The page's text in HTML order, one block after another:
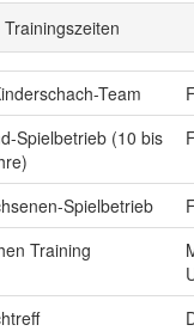
Team
Spielbetrieb (10 bis
Spielbetrieb
Training